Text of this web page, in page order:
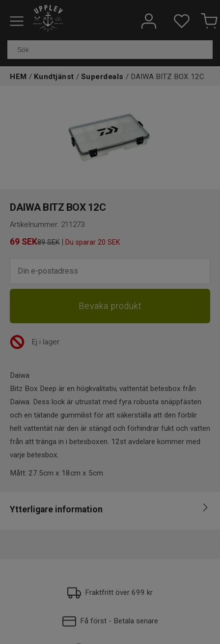
Fiskeredskap
HEM / Kundtjänst / Superdeals / DAIWA BITZ BOX 12C
DAIWA BITZ BOX 12C
Artikelnummer: 211273
69 SEK89 SEK | Du sparar 20 SEK
Ej i lager
Daiwa
Bitz Box Deep är en högkvalitativ, vattentät betesbox från
Daiwa. Dess lock är utrustat med fyra robusta snäppfästen
och en tätande gummilist för att säkerställa att den förblir
helt vattentät när den är stängd och förhindrar fukt och vatten
från att tränga in i betesboxen. 12st avdelare kommer med
varje betesbox.
Mått: 27.5cm x 18cm x 5cm
Ytterligare information
Fraktfritt över 699 kr
Få först - Betala senare